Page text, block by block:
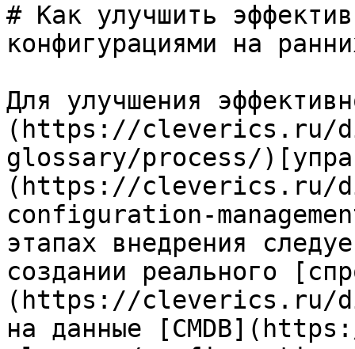
# Как улучшить
конфигурациями на
Для улучшения
(https://cleverics.ru/
glossary/process/
(https://cleverics.ru/
configuration-
этапах внедрения
создании реального
(https://cleverics.ru/
на данные